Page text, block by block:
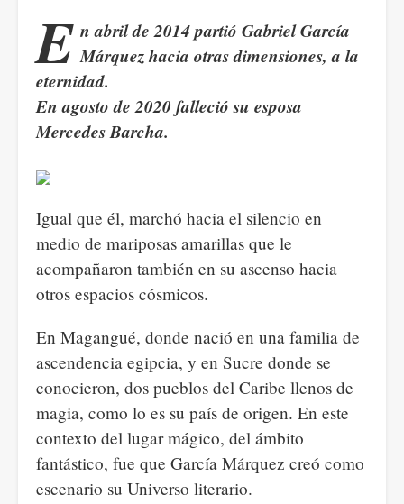
E n abril de 2014 partió Gabriel García
Márquez hacia otras dimensiones, a la
eternidad.
En agosto de 2020 falleció su esposa
Mercedes Barcha.
Igual que él, marchó hacia el silencio en
medio de mariposas amarillas que le
acompañaron también en su ascenso hacia
otros espacios cósmicos.
En Magangué, donde nació en una familia de
ascendencia egipcia, y en Sucre donde se
conocieron, dos pueblos del Caribe llenos de
magia, como lo es su país de origen. En este
contexto del lugar mágico, del ámbito
fantástico, fue que García Márquez creó como
escenario su Universo literario.